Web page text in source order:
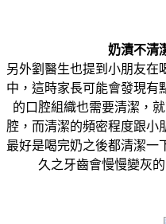
奶漬不清
另外劉醫生也提到小朋友在
中，這時家長可能會發現有
的口腔組織也需要清潔，
腔，而清潔的頻密程度跟小
最好是喝完奶之後都清潔一
久之牙齒會慢慢變灰